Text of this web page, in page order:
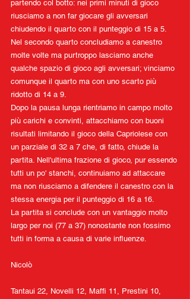
partendo col botto: nei primi minuti di gioco
riusciamo a non far giocare gli avversari
chiudendo il quarto con il punteggio di 15 a 5.
Nel secondo quarto concludiamo a canestro
molte volte ma purtroppo lasciamo anche
qualche spazio di gioco agli avversari; vinciamo
comunque il quarto ma con uno scarto più
ridotto di 14 a 9.
Dopo la pausa lunga rientriamo in campo molto
più carichi e convinti, attacchiamo con buoni
risultati limitando il gioco della Capriolese con
un parziale di 32 a 7 che, di fatto, chiude la
partita. Nell'ultima frazione di gioco, pur essendo
tutti un po' stanchi, continuiamo ad attaccare
ma non riusciamo a difendere il canestro con la
stessa energia per il punteggio di 16 a 16.
La partita si conclude con un vantaggio molto
largo per noi (77 a 37) nonostante non fossimo
tutti in forma a causa di varie influenze.
Nicolò
Tantaui 22, Novelli 12, Maffi 11, Prestini 10,